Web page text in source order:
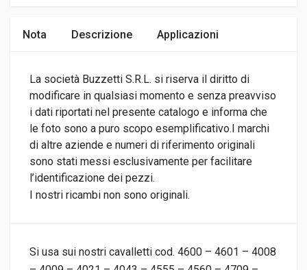
Nota Descrizione Applicazioni
La società Buzzetti S.R.L. si riserva il diritto di
modificare in qualsiasi momento e senza preavviso
i dati riportati nel presente catalogo e informa che
le foto sono a puro scopo esemplificativo.I marchi
di altre aziende e numeri di riferimento originali
sono stati messi esclusivamente per facilitare
l’identificazione dei pezzi.
I nostri ricambi non sono originali.
Si usa sui nostri cavalletti cod. 4600 – 4601 – 4008